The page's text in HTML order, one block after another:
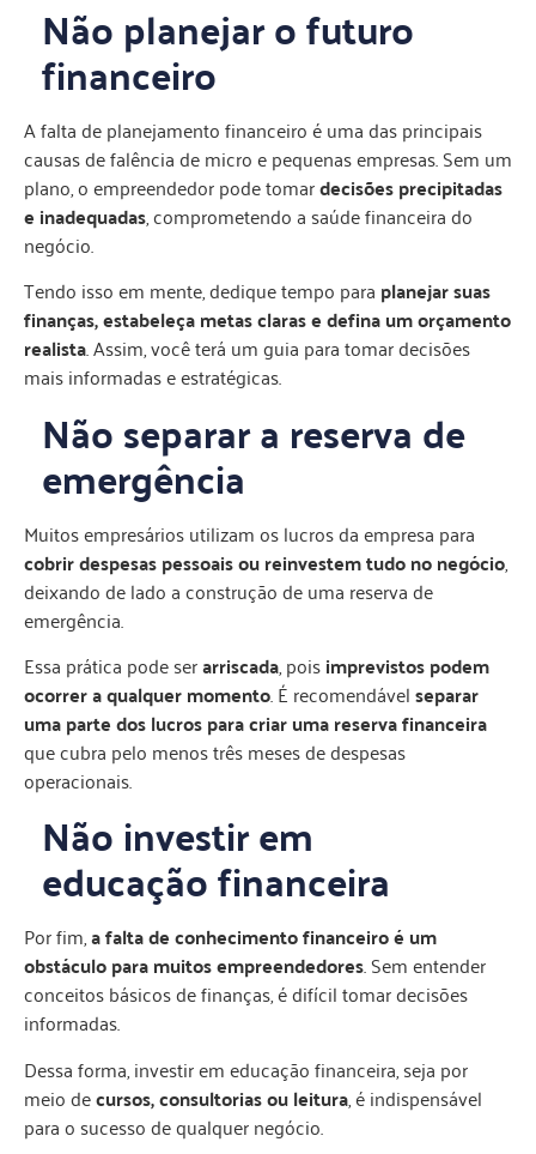
Não planejar o futuro
financeiro
A falta de planejamento financeiro é uma das principais
causas de falência de micro e pequenas empresas. Sem um
plano, o empreendedor pode tomardecisões precipitadas
e inadequadas, comprometendo a saúde financeira do
negócio.
Tendo isso em mente, dedique tempo para planejar suas
finanças, estabeleça metas claras e defina um orçamento
realista. Assim, você terá um guia para tomar decisões
mais informadas e estratégicas.
Não separar a reserva de
emergência
Muitos empresários utilizam os lucros da empresa para
cobrir despesas pessoais ou reinvestem tudo no negócio,
deixando de lado a construção de uma reserva de
emergência.
Essa prática pode serarriscada, poisimprevistos podem
ocorrer a qualquer momento. É recomendávelseparar
uma parte dos lucros para criar uma reserva financeira
que cubra pelo menos três meses de despesas
operacionais.
Não investir em
educação financeira
Por fim,a falta de conhecimento financeiro é um
obstáculo para muitos empreendedores. Sem entender
conceitos básicos de finanças, é difícil tomar decisões
informadas.
Dessa forma, investir em educação financeira, seja por
meio decursos, consultorias ou leitura, é indispensável
para o sucesso de qualquer negócio.